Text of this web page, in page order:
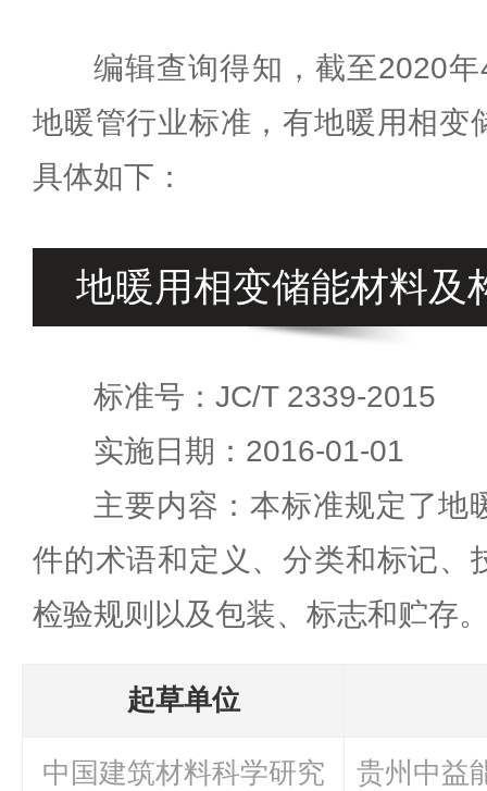
编辑查询得知，截至2020
地暖管行业标准，有地暖用相变
具体如下：
地暖用相变储能材料及
标准号：JC/T 2339-2015
实施日期：2016-01-01
主要内容：本标准规定了地
件的术语和定义、分类和标记、
检验规则以及包装、标志和贮存
起草单位
中国建筑材料科学研究
贵州中益